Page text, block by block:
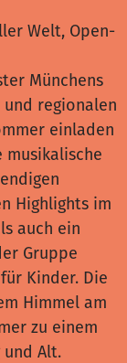
Welt, Open-
Münchens
regionalen
einladen
Highlights im
auch ein
Gruppe
Kinder. Die
Himmel am
zu einem
und Alt.